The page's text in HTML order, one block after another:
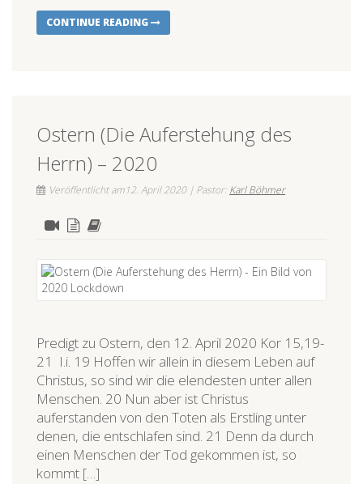
CONTINUE READING
Ostern (Die Auferstehung des
Herrn) – 2020
Veröffentlicht am12. April 2020 | Pastor: Karl Böhmer
Predigt zu Ostern, den 12. April 2020 Kor 15,19-
21 I.i. 19 Hoffen wir allein in diesem Leben auf
Christus, so sind wir die elendesten unter allen
Menschen. 20 Nun aber ist Christus
auferstanden von den Toten als Erstling unter
denen, die entschlafen sind. 21 Denn da durch
einen Menschen der Tod gekommen ist, so
kommt […]